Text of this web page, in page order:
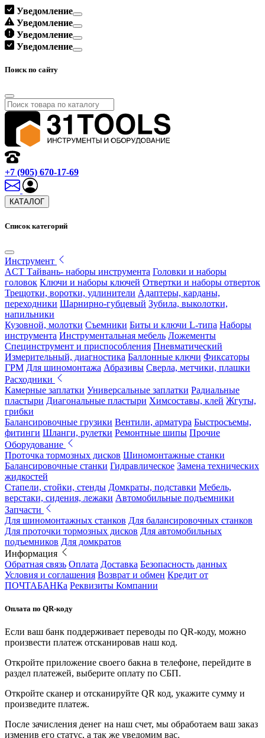
Уведомление
Уведомление
Уведомление
Уведомление
Поиск по сайту
+7 (905) 670-17-69
КАТАЛОГ
Список категорий
Инструмент
ACT Тайвань- наборы инструмента Головки и наборы
головок Ключи и наборы ключей Отвертки и наборы отверток
Трещотки, воротки, удлинители Адаптеры, карданы,
переходники Шарнирно-губцевый Зубила, выколотки,
напильники
Кузовной, молотки Съемники Биты и ключи L-типа Наборы
инструмента Инструментальная мебель Ложементы
Специнструмент и приспособления Пневматический
Измерительный, диагностика Баллонные ключи Фиксаторы
ГРМ Для шиномонтажа Абразивы Сверла, метчики, плашки
Расходники
Камерные заплатки Универсальные заплатки Радиальные
пластыри Диагональные пластыри Химсоставы, клей Жгуты,
грибки
Балансировочные грузики Вентили, арматура Быстросъемы,
фитинги Шланги, рулетки Ремонтные шипы Прочие
Оборудование
Проточка тормозных дисков Шиномонтажные станки
Балансировочные станки Гидравлическое Замена технических
жидкостей
Стапели, стойки, стенды Домкраты, подставки Мебель,
верстаки, сидения, лежаки Автомобильные подъемники
Запчасти
Для шиномонтажных станков Для балансировочных станков
Для проточки тормозных дисков Для автомобильных
подъемников Для домкратов
Информация
Обратная связь Оплата Доставка Безопасность данных
Условия и соглашения Возврат и обмен Кредит от
ПОЧТАБАНКа Реквизиты Компании
Оплата по QR-коду
Если ваш банк поддерживает переводы по QR-коду, можно
произвести платеж отсканировав наш код.
Откройте приложение своего бакна в телефоне, перейдите в
раздел платежей, выберите оплату по СБП.
Откройте сканер и отсканируйте QR код, укажите сумму и
произведите платеж.
После зачисления денег на наш счет, мы обработаем ваш заказ
изменив его статус, а так же уведомим вас.